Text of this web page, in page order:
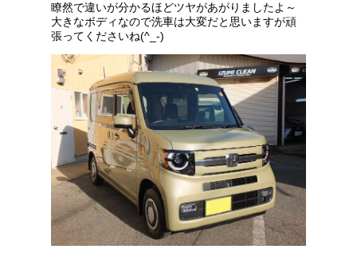
瞭然で違いが分かるほどツヤがあがりましたよ～
大きなボディなので洗車は大変だと思いますが頑
張ってくださいね(^_-)